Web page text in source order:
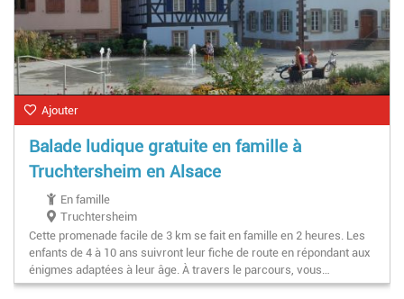
Ajouter
Balade ludique gratuite en famille à
Truchtersheim en Alsace
En famille
Truchtersheim
Cette promenade facile de 3 km se fait en famille en 2 heures. Les
enfants de 4 à 10 ans suivront leur fiche de route en répondant aux
énigmes adaptées à leur âge. À travers le parcours, vous…